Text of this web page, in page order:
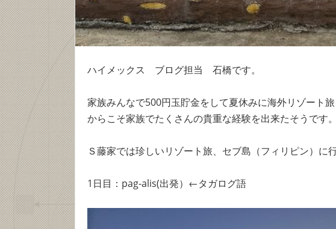
ハイメックス ブログ担当 石橋です。
家族みんなで500円玉貯金をして夏休みに海外リゾート
からこそ家族でたくさんの貴重な経験を出来たそうです。
Ｓ藤家では珍しいリゾート旅、セブ島（フィリピン）に
1日目：pag-alis(出発）←タガログ語